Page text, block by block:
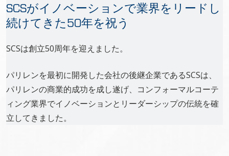
SCSがイノベーションで業界をリードし
続けてきた50年を祝う
SCSは創立50周年を迎えました。
パリレンを最初に開発した会社の後継企業であるSCSは、
パリレンの商業的成功を成し遂げ、コンフォーマルコーテ
ィング業界でイノベーションとリーダーシップの伝統を確
立してきました。